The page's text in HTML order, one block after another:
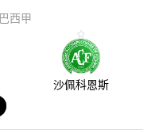
巴西甲
沙佩科恩斯